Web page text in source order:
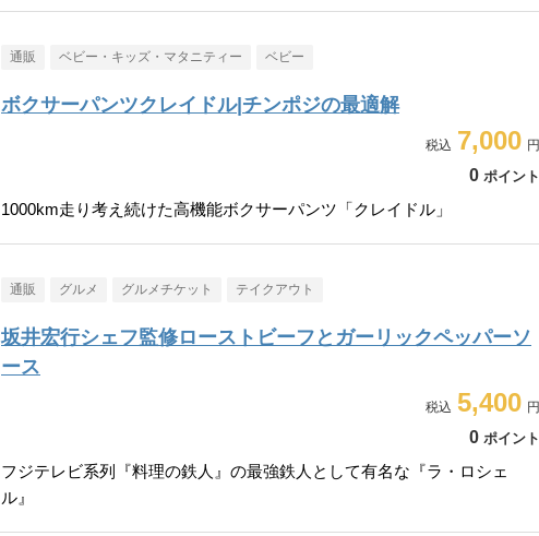
通販 ベビー・キッズ・マタニティー ベビー
ボクサーパンツクレイドル|チンポジの最適解
7,000
0 ポイント
1000km走り考え続けた高機能ボクサーパンツ「クレイドル」
通販 グルメ グルメチケット テイクアウト
坂井宏行シェフ監修ローストビーフとガーリックペッパーソ
ース
5,400
0 ポイント
フジテレビ系列『料理の鉄人』の最強鉄人として有名な『ラ・ロシェ
ル』